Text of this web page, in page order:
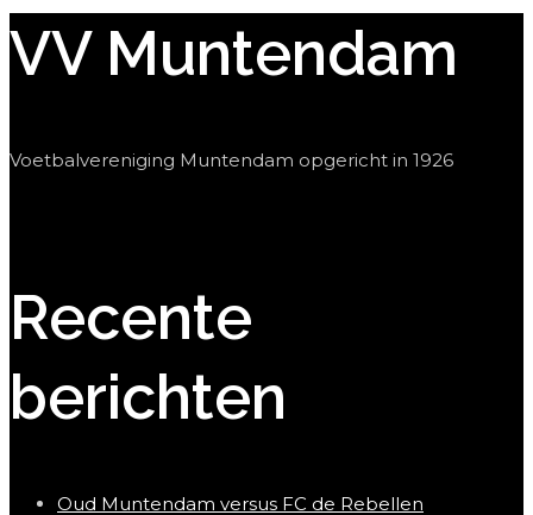
VV Muntendam
Voetbalvereniging Muntendam opgericht in 1926
Recente
berichten
Oud Muntendam versus FC de Rebellen